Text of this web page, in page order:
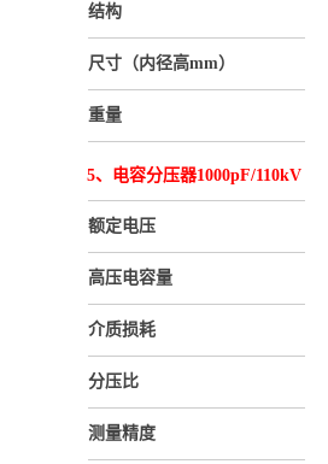
结构
尺寸（内径高mm）
重量
5、电容分压器1000pF/110kV
额定电压
高压电容量
介质损耗
分压比
测量精度